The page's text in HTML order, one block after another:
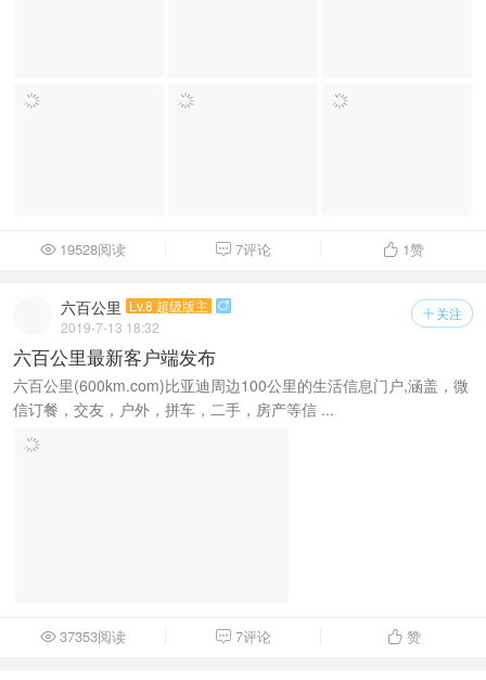
 19528阅读  7评论  1赞
 关注
六百公里 Lv.8 超级版主 
2019-7-13 18:32
六百公里最新客户端发布
六百公里(600km.com)比亚迪周边100公里的生活信息门户,涵盖，微
信订餐，交友，户外，拼车，二手，房产等信 ...
37353阅读  7评论  赞